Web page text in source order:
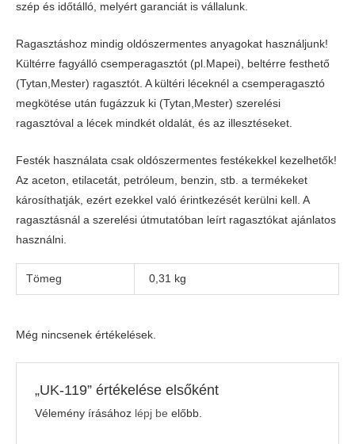
szép és időtálló, melyért garanciát is vállalunk.
Ragasztáshoz mindig oldószermentes anyagokat használjunk!
Kültérre fagyálló csemperagasztót (pl.Mapei), beltérre festhető
(Tytan,Mester) ragasztót. A kültéri léceknél a csemperagasztó
megkötése után fugázzuk ki (Tytan,Mester) szerelési
ragasztóval a lécek mindkét oldalát, és az illesztéseket.
Festék használata csak oldószermentes festékekkel kezelhetők!
Az aceton, etilacetát, petróleum, benzin, stb. a termékeket
károsíthatják, ezért ezekkel való érintkezését kerülni kell. A
ragasztásnál a szerelési útmutatóban leírt ragasztókat ajánlatos
használni.
Tömeg 0,31 kg
Még nincsenek értékelések.
„UK-119” értékelése elsőként
Vélemény írásához lépj be előbb.